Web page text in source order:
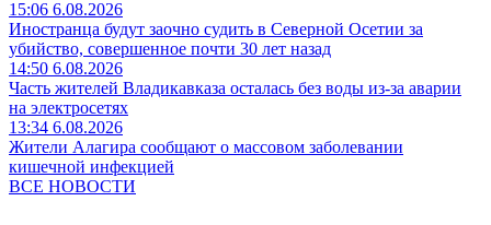
15:06 6.08.2026
Иностранца будут заочно судить в Северной Осетии за
убийство, совершенное почти 30 лет назад
14:50 6.08.2026
Часть жителей Владикавказа осталась без воды из-за аварии
на электросетях
13:34 6.08.2026
Жители Алагира сообщают о массовом заболевании
кишечной инфекцией
ВСЕ НОВОСТИ